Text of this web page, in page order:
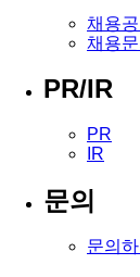
채용
채용문
PR/IR
PR
IR
문의
문의하